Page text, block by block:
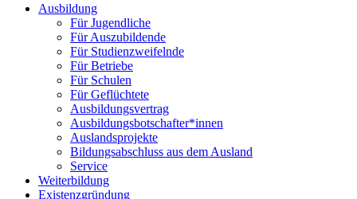
Ausbildung
Für Jugendliche
Für Auszubildende
Für Studienzweifelnde
Für Betriebe
Für Schulen
Für Geflüchtete
Ausbildungsvertrag
Ausbildungsbotschafter*innen
Auslandsprojekte
Bildungsabschluss aus dem Ausland
Service
Weiterbildung
Existenzgründung